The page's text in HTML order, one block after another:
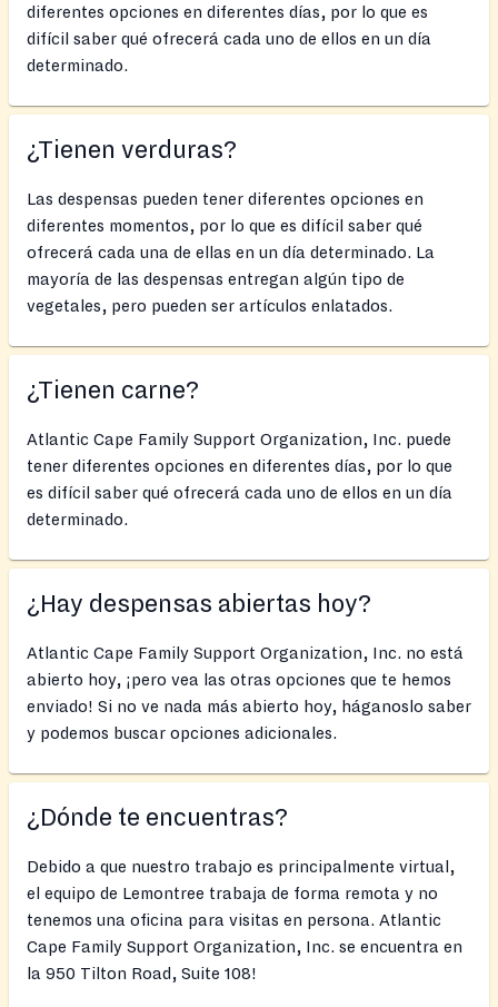
diferentes opciones en diferentes días, por lo que es
difícil saber qué ofrecerá cada uno de ellos en un día
determinado.
¿Tienen verduras?
Las despensas pueden tener diferentes opciones en
diferentes momentos, por lo que es difícil saber qué
ofrecerá cada una de ellas en un día determinado. La
mayoría de las despensas entregan algún tipo de
vegetales, pero pueden ser artículos enlatados.
¿Tienen carne?
Atlantic Cape Family Support Organization, Inc. puede
tener diferentes opciones en diferentes días, por lo que
es difícil saber qué ofrecerá cada uno de ellos en un día
determinado.
¿Hay despensas abiertas hoy?
Atlantic Cape Family Support Organization, Inc. no está
abierto hoy, ¡pero vea las otras opciones que te hemos
enviado! Si no ve nada más abierto hoy, háganoslo saber
y podemos buscar opciones adicionales.
¿Dónde te encuentras?
Debido a que nuestro trabajo es principalmente virtual,
el equipo de Lemontree trabaja de forma remota y no
tenemos una oficina para visitas en persona. Atlantic
Cape Family Support Organization, Inc. se encuentra en
la 950 Tilton Road, Suite 108!